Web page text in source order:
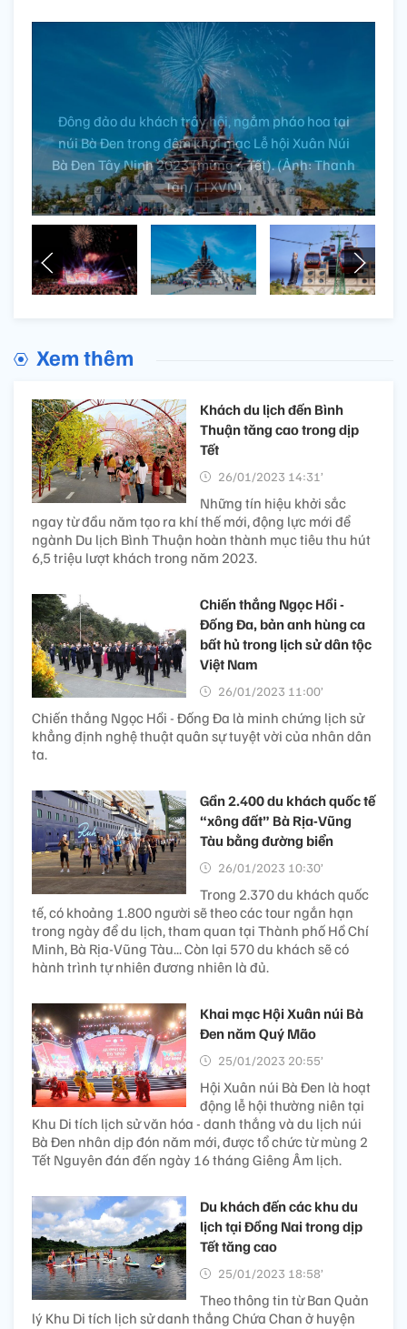
Du khách chiêm bái tượng phật Bà Tây Bổ Đà Sơn
cao nhất châu Á trên đỉnh núi Bà Đen. (Ảnh:
Thanh Tân/TTXVN)
Xem thêm
Khách du lịch đến Bình
Thuận tăng cao trong dịp
Tết
26/01/2023 14:31’
Những tín hiệu khởi sắc
ngay từ đầu năm tạo ra khí thế mới, động lực mới để
ngành Du lịch Bình Thuận hoàn thành mục tiêu thu hút
6,5 triệu lượt khách trong năm 2023.
Chiến thắng Ngọc Hồi -
Đống Đa, bản anh hùng ca
bất hủ trong lịch sử dân tộc
Việt Nam
26/01/2023 11:00’
Chiến thắng Ngọc Hồi - Đống Đa là minh chứng lịch sử
khẳng định nghệ thuật quân sự tuyệt vời của nhân dân
ta.
Gần 2.400 du khách quốc tế
“xông đất” Bà Rịa-Vũng
Tàu bằng đường biển
26/01/2023 10:30’
Trong 2.370 du khách quốc
tế, có khoảng 1.800 người sẽ theo các tour ngắn hạn
trong ngày để du lịch, tham quan tại Thành phố Hồ Chí
Minh, Bà Rịa-Vũng Tàu... Còn lại 570 du khách sẽ có
hành trình tự nhiên đương nhiên là đủ.
Khai mạc Hội Xuân núi Bà
Đen năm Quý Mão
25/01/2023 20:55’
Hội Xuân núi Bà Đen là hoạt
động lễ hội thường niên tại
Khu Di tích lịch sử văn hóa - danh thắng và du lịch núi
Bà Đen nhân dịp đón năm mới, được tổ chức từ mùng 2
Tết Nguyên đán đến ngày 16 tháng Giêng Âm lịch.
Du khách đến các khu du
lịch tại Đồng Nai trong dịp
Tết tăng cao
25/01/2023 18:58’
Theo thông tin từ Ban Quản
lý Khu Di tích lịch sử danh thắng Chứa Chan ở huyện